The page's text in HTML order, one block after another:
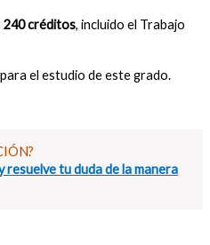
240 créditos, incluido el Trabajo
para el estudio de este grado.
resuelve tu duda de la manera